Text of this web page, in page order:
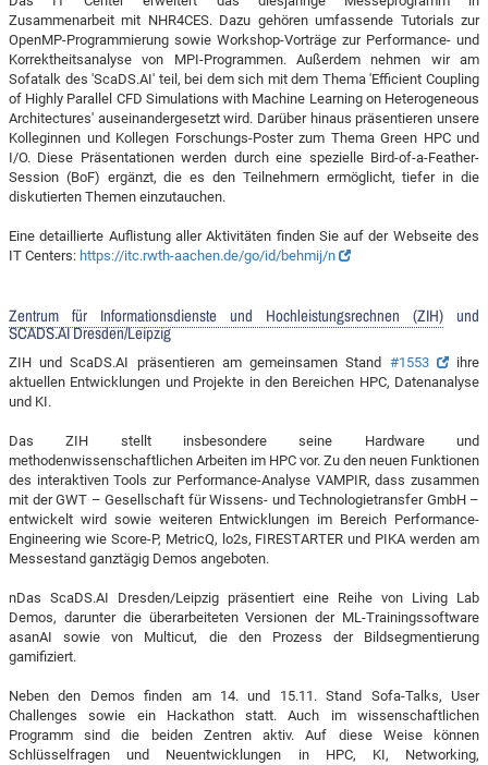
Zusammenarbeit mit NHR4CES. Dazu gehören umfassende Tutorials zur
OpenMP-Programmierung sowie Workshop-Vorträge zur Performance- und
Korrektheitsanalyse von MPI-Programmen. Außerdem nehmen wir am
Sofatalk des 'ScaDS.AI' teil, bei dem sich mit dem Thema 'Efficient Coupling
of Highly Parallel CFD Simulations with Machine Learning on Heterogeneous
Architectures' auseinandergesetzt wird. Darüber hinaus präsentieren unsere
Kolleginnen und Kollegen Forschungs-Poster zum Thema Green HPC und
I/O. Diese Präsentationen werden durch eine spezielle Bird-of-a-Feather-
Session (BoF) ergänzt, die es den Teilnehmern ermöglicht, tiefer in die
diskutierten Themen einzutauchen.
Eine detaillierte Auflistung aller Aktivitäten finden Sie auf der Webseite des
IT Centers: https://itc.rwth-aachen.de/go/id/behmij/n
Zentrum für Informationsdienste und Hochleistungsrechnen (ZIH) und
SCADS.AI Dresden/Leipzig
ZIH und ScaDS.AI präsentieren am gemeinsamen Stand #1553
ihre
aktuellen Entwicklungen und Projekte in den Bereichen HPC, Datenanalyse
und KI.
Das ZIH stellt insbesondere seine Hardware und
methodenwissenschaftlichen Arbeiten im HPC vor. Zu den neuen Funktionen
des interaktiven Tools zur Performance-Analyse VAMPIR, dass zusammen
mit der GWT – Gesellschaft für Wissens- und Technologietransfer GmbH –
entwickelt wird sowie weiteren Entwicklungen im Bereich Performance-
Engineering wie Score-P, MetricQ, lo2s, FIRESTARTER und PIKA werden am
Messestand ganztägig Demos angeboten.
nDas ScaDS.AI Dresden/Leipzig präsentiert eine Reihe von Living Lab
Demos, darunter die überarbeiteten Versionen der ML-Trainingssoftware
asanAI sowie von Multicut, die den Prozess der Bildsegmentierung
gamifiziert.
Neben den Demos finden am 14. und 15.11. Stand Sofa-Talks, User
Challenges sowie ein Hackathon statt. Auch im wissenschaftlichen
Programm sind die beiden Zentren aktiv. Auf diese Weise können
Schlüsselfragen und Neuentwicklungen in HPC, KI, Networking,